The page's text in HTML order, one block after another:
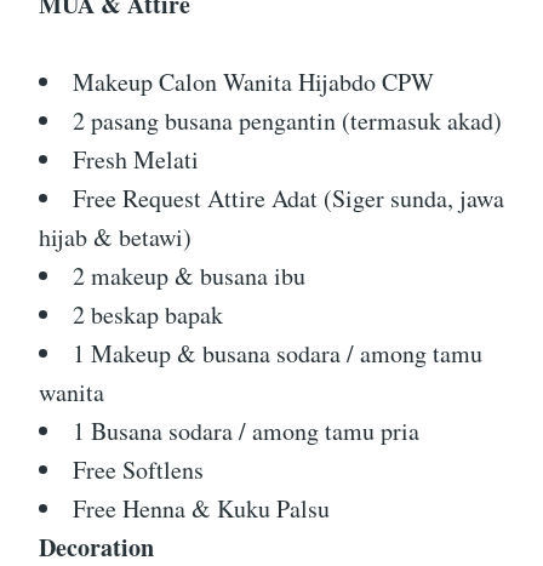
Makeup Calon Wanita Hijabdo CPW
2 pasang busana pengantin (termasuk akad)
Fresh Melati
Free Request Attire Adat (Siger sunda, jawa
hijab & betawi)
2 makeup & busana ibu
2 beskap bapak
1 Makeup & busana sodara / among tamu
wanita
1 Busana sodara / among tamu pria
Free Softlens
Free Henna & Kuku Palsu
Decoration